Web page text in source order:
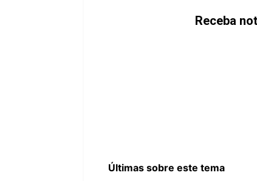
Receba
Últimas sobre este tema